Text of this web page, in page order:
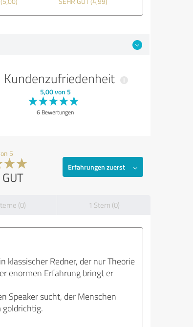
Kundenzufriedenheit
5,00 von 5
6 Bewertungen
5
Erfahrungen zuerst
(0) 1 Stern (0)
klassischer Redner, der nur Theorie
enormen Erfahrung bringt er
Speaker sucht, der Menschen